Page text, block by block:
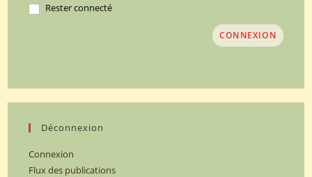
Rester connecté
CONNEXION
Déconnexion
Connexion
Flux des publications